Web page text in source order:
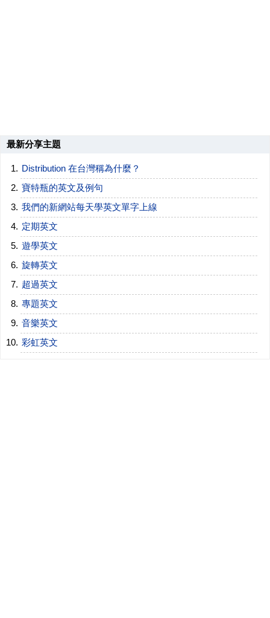
最新分享主題
Distribution 在台灣稱為什麼？
寶特瓶的英文及例句
我們的新網站每天學英文單字上線
定期英文
遊學英文
旋轉英文
超過英文
專題英文
音樂英文
彩虹英文